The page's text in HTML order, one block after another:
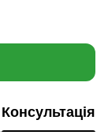
Консультація